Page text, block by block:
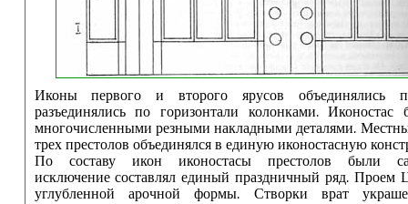
Иконы первого и второго ярусов объединялись
разъединялись по горизонтали колонками. Иконостас
многочисленными резными накладными деталями.
трех престолов объединялся в единую иконостасную
По составу икон иконостасы престолов были
исключение составлял единый праздничный ряд. Проем
углубленной арочной формы. Створки врат